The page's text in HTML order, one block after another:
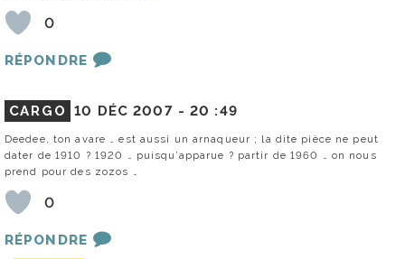
0
RÉPONDRE
CARGO 10 DÉC 2007 -20 :49
Deedee, ton avare … est aussi un arnaqueur ; la dite pièce ne peut
dater de 1910 ? 1920 … puisqu’apparue ? partir de 1960 … on nous
prend pour des zozos …
0
RÉPONDRE